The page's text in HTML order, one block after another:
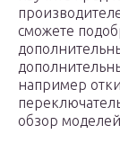
сможете
например
обзор